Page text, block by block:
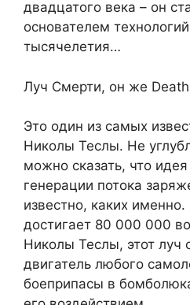
двадцатого века – он
основателем
тысячелетия…
Луч Смерти, он же
Это один из самых
Николы Теслы. Не
можно сказать, что
генерации потока
известно, каких
достигает 80 000 000
Николы Теслы, этот луч
двигатель любого
боеприпасы в